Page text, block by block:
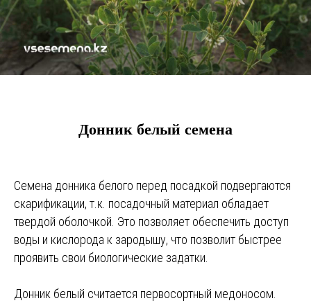
Донник белый семена
Семена донника белого перед посадкой подвергаются
скарификации, т.к. посадочный материал обладает
твердой оболочкой. Это позволяет обеспечить доступ
воды и кислорода к зародышу, что позволит быстрее
проявить свои биологические задатки.
Донник белый считается первосортный медоносом.